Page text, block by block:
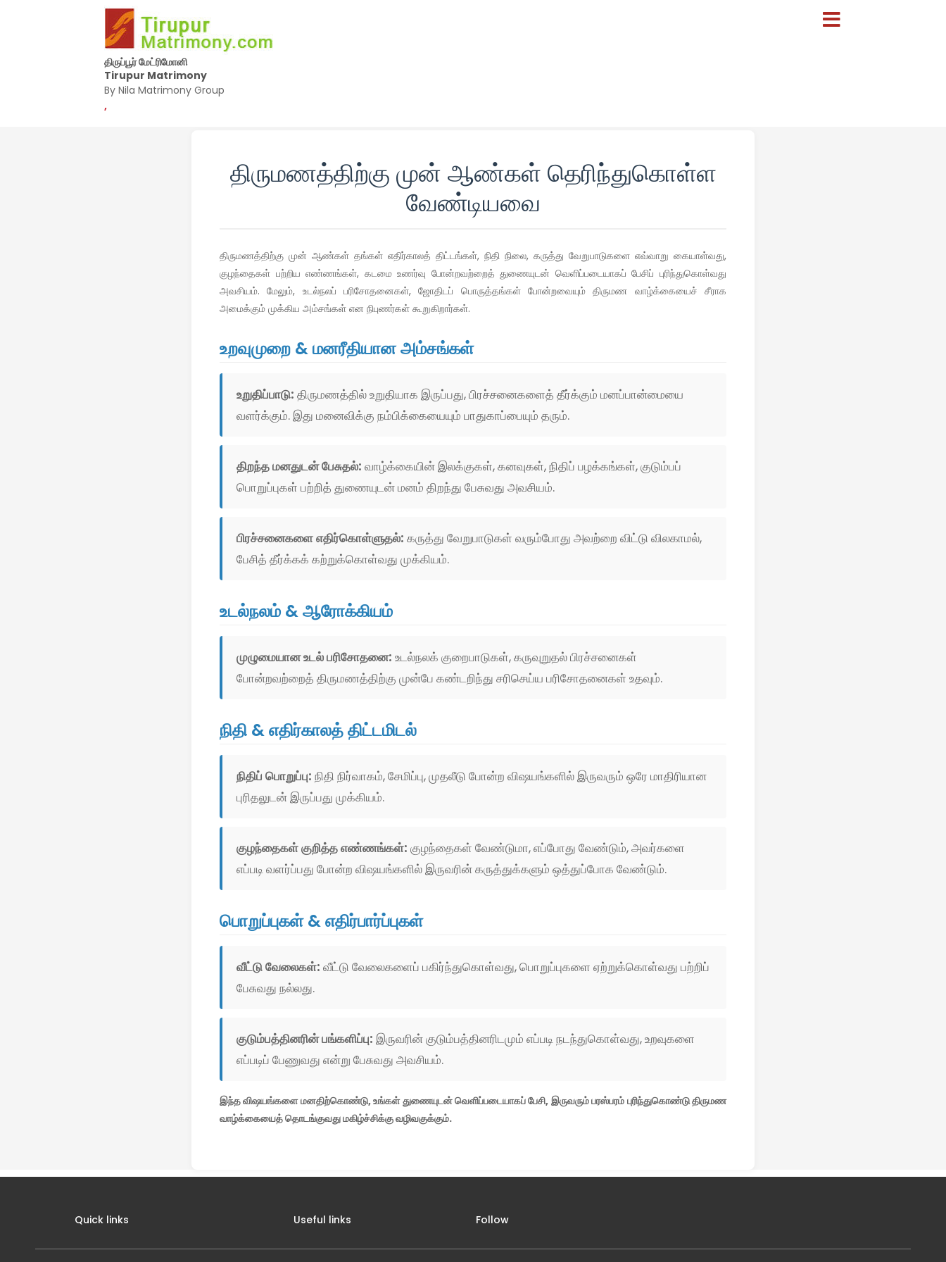
திருப்பூர் மேட்ரிமோனி
Tirupur Matrimony
By Nila Matrimony Group
,
திருமணத்திற்கு முன் ஆண்கள் தெரிந்துகொள்ள
வேண்டியவை
திருமணத்திற்கு முன் ஆண்கள் தங்கள் எதிர்காலத் திட்டங்கள், நிதி நிலை, கருத்து வேறுபாடுகளை எவ்வாறு கையாள்வது,
குழந்தைகள் பற்றிய எண்ணங்கள், கடமை உணர்வு போன்றவற்றைத் துணையுடன் வெளிப்படையாகப் பேசிப் புரிந்துகொள்வது
அவசியம். மேலும், உடல்நலப் பரிசோதனைகள், ஜோதிடப் பொருத்தங்கள் போன்றவையும் திருமண வாழ்க்கையைச் சீராக
அமைக்கும் முக்கிய அம்சங்கள் என நிபுணர்கள் கூறுகிறார்கள்.
உறவுமுறை & மனரீதியான அம்சங்கள்
உறுதிப்பாடு: திருமணத்தில் உறுதியாக இருப்பது, பிரச்சனைகளைத் தீர்க்கும் மனப்பான்மையை
வளர்க்கும். இது மனைவிக்கு நம்பிக்கையையும் பாதுகாப்பையும் தரும்.
திறந்த மனதுடன் பேசுதல்: வாழ்க்கையின் இலக்குகள், கனவுகள், நிதிப் பழக்கங்கள், குடும்பப்
பொறுப்புகள் பற்றித் துணையுடன் மனம் திறந்து பேசுவது அவசியம்.
பிரச்சனைகளை எதிர்கொள்ளுதல்: கருத்து வேறுபாடுகள் வரும்போது அவற்றை விட்டு விலகாமல்,
பேசித் தீர்க்கக் கற்றுக்கொள்வது முக்கியம்.
உடல்நலம் & ஆரோக்கியம்
முழுமையான உடல் பரிசோதனை: உடல்நலக் குறைபாடுகள், கருவுறுதல் பிரச்சனைகள்
போன்றவற்றைத் திருமணத்திற்கு முன்பே கண்டறிந்து சரிசெய்ய பரிசோதனைகள் உதவும்.
நிதி & எதிர்காலத் திட்டமிடல்
நிதிப் பொறுப்பு: நிதி நிர்வாகம், சேமிப்பு, முதலீடு போன்ற விஷயங்களில் இருவரும் ஒரே மாதிரியான
புரிதலுடன் இருப்பது முக்கியம்.
குழந்தைகள் குறித்த எண்ணங்கள்: குழந்தைகள் வேண்டுமா, எப்போது வேண்டும், அவர்களை
எப்படி வளர்ப்பது போன்ற விஷயங்களில் இருவரின் கருத்துக்களும் ஒத்துப்போக வேண்டும்.
பொறுப்புகள் & எதிர்பார்ப்புகள்
வீட்டு வேலைகள்: வீட்டு வேலைகளைப் பகிர்ந்துகொள்வது, பொறுப்புகளை ஏற்றுக்கொள்வது பற்றிப்
பேசுவது நல்லது.
குடும்பத்தினரின் பங்களிப்பு: இருவரின் குடும்பத்தினரிடமும் எப்படி நடந்துகொள்வது, உறவுகளை
எப்படிப் பேணுவது என்று பேசுவது அவசியம்.
இந்த விஷயங்களை மனதிற்கொண்டு, உங்கள் துணையுடன் வெளிப்படையாகப் பேசி, இருவரும் பரஸ்பரம் புரிந்துகொண்டு திருமண
வாழ்க்கையைத் தொடங்குவது மகிழ்ச்சிக்கு வழிவகுக்கும்.
Quick links Useful links Follow